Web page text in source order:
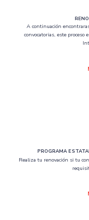
A continuación
convocatorias, este proceso
PROGRAMA
Realiza tu renovación si tu